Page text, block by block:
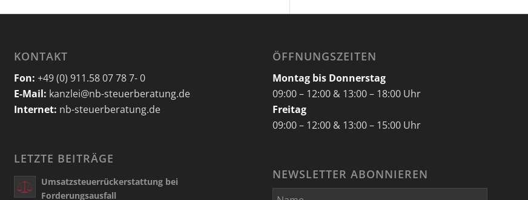
KONTAKT
Fon: +49 (0) 911.58 07 78 7- 0
E-Mail: kanzlei@nb-steuerberatung.de
Internet: nb-steuerberatung.de
LETZTE BEITRÄGE
Umsatzsteuerrückerstattung bei
Forderungsausfall
ÖFFNUNGSZEITEN
Montag bis Donnerstag
09:00 – 12:00 & 13:00 – 18:00 Uhr
Freitag
09:00 – 12:00 & 13:00 – 15:00 Uhr
NEWSLETTER ABONNIEREN